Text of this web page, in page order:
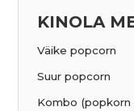
KINOLA
Väike popcorn
Suur popcorn
Kombo (popkorn